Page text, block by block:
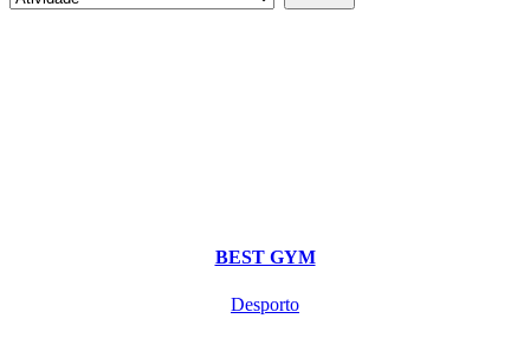
BEST GYM
Desporto